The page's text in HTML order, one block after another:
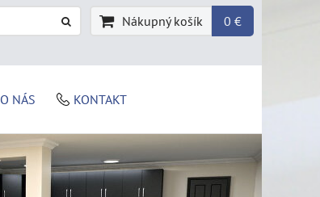
Nákupný košík 0 €
O NÁS KONTAKT